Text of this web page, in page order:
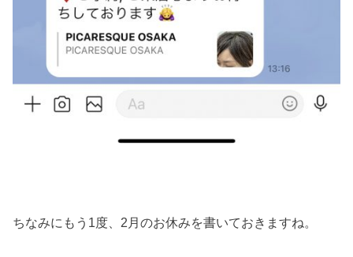
ちなみにもう1度、2月のお休みを書いておきますね。